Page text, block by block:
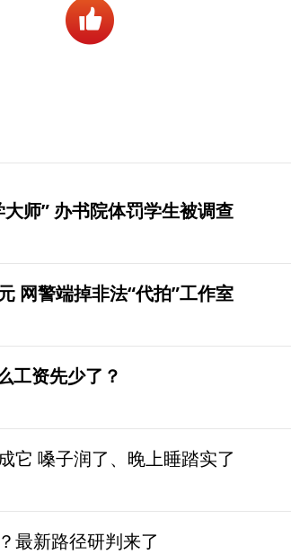
师” 办书院体罚学生被调查
网警端掉非法“代拍”工作室
工资先少了？
它 嗓子润了、晚上睡踏实了
最新路径研判来了